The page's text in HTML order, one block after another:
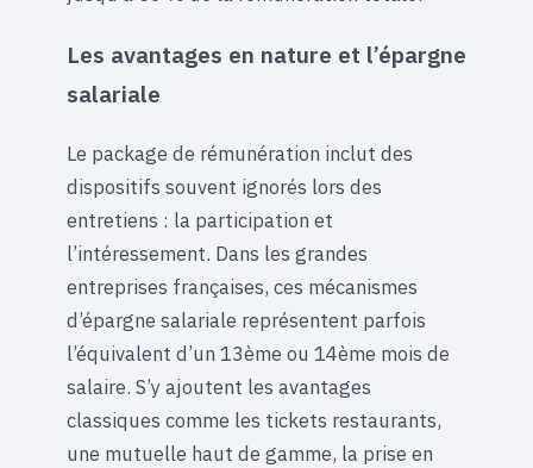
Les avantages en nature et l’épargne
salariale
Le package de rémunération inclut des
dispositifs souvent ignorés lors des
entretiens : la participation et
l’intéressement. Dans les grandes
entreprises françaises, ces mécanismes
d’épargne salariale représentent parfois
l’équivalent d’un 13ème ou 14ème mois de
salaire. S’y ajoutent les avantages
classiques comme les tickets restaurants,
une mutuelle haut de gamme, la prise en